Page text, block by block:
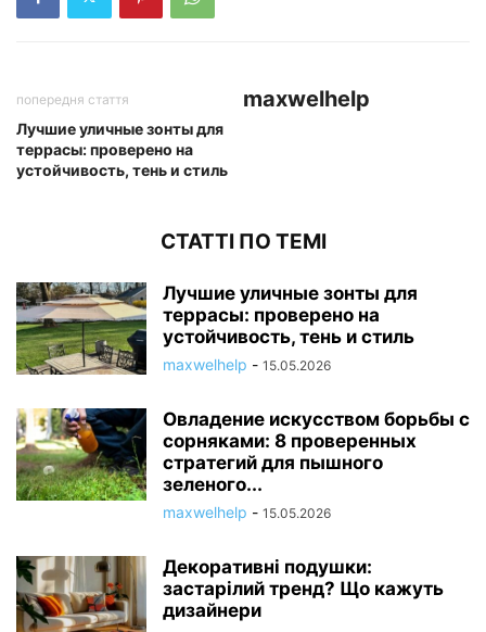
попередня стаття
Лучшие уличные зонты для
террасы: проверено на
устойчивость, тень и стиль
maxwelhelp
СТАТТІ ПО ТЕМІ
Лучшие уличные зонты для
террасы: проверено на
устойчивость, тень и стиль
maxwelhelp - 15.05.2026
Овладение искусством борьбы с
сорняками: 8 проверенных
стратегий для пышного
зеленого...
maxwelhelp - 15.05.2026
Декоративні подушки:
застарілий тренд? Що кажуть
дизайнери